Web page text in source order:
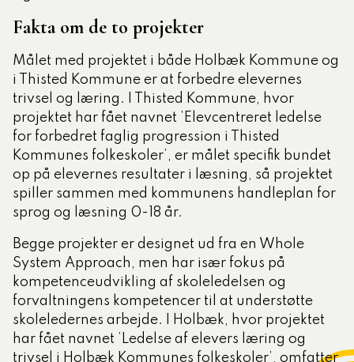
Fakta om de to projekter
Målet med projektet i både Holbæk Kommune og
i Thisted Kommune er at forbedre elevernes
trivsel og læring. I Thisted Kommune, hvor
projektet har fået navnet ’Elevcentreret ledelse
for forbedret faglig progression i Thisted
Kommunes folkeskoler’, er målet specifik bundet
op på elevernes resultater i læsning, så projektet
spiller sammen med kommunens handleplan for
sprog og læsning 0-18 år.
Begge projekter er designet ud fra en Whole
System Approach, men har især fokus på
kompetenceudvikling af skoleledelsen og
forvaltningens kompetencer til at understøtte
skoleledernes arbejde. I Holbæk, hvor projektet
har fået navnet ’Ledelse af elevers læring og
trivsel i Holbæk Kommunes folkeskoler’, omfatter